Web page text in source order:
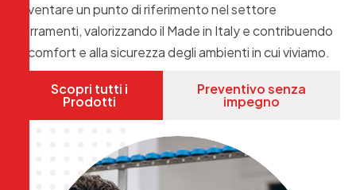
Diventare un punto di riferimento nel settore
serramenti, valorizzando il Made in Italy e contribuendo
al comfort e alla sicurezza degli ambienti in cui viviamo.
Scopri tutti i
Prodotti
Preventivo senza
impegno